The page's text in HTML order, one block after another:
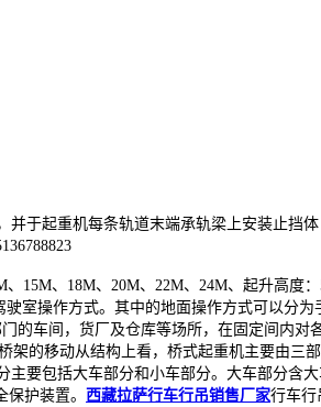
于起重机每条轨道末端承轨梁上安装止挡
15M、18M、20M、22M、24M、起升高度
室操作方式。其中的地面操作方式可以分为
的车间，货厂及仓库等场所，在固定间内对
的移动从结构上看，桥式起重机主要由三部
要包括大车部分和小车部分。大车部分含
护装置。 西藏拉萨行车行吊销售厂家行车行